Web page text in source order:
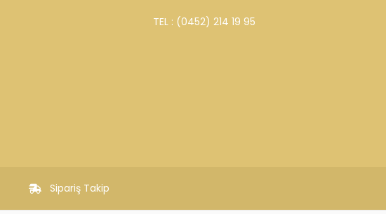
TEL : (0452) 214 19 95
Sipariş Takip